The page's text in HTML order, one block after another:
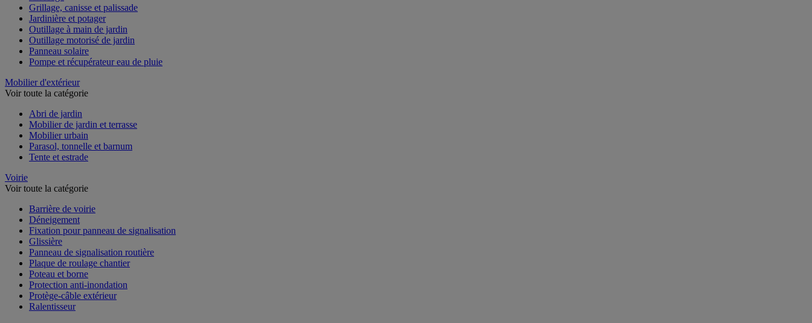
Arrosage
Grillage, canisse et palissade
Jardinière et potager
Outillage à main de jardin
Outillage motorisé de jardin
Panneau solaire
Mobilier d'extérieur
Abri de jardin
Mobilier de jardin et terrasse
Mobilier urbain
Parasol, tonnelle et barnum
Voirie
Barrière de voirie
Déneigement
Fixation pour panneau de signalisation
Glissière
Panneau de signalisation routière
Plaque de roulage chantier
Poteau et borne
Protection anti-inondation
Protège-câble extérieur